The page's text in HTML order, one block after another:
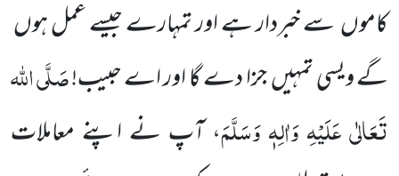
کاموں سے خبردار ہے اور تمہارے جیسے عمل ہوں
گے ویسی تمہیں جزا دے گا اور اے حبیب!صَلَّی اللہ
تَعَالٰی عَلَیْہِ وَاٰلِہٖ وَسَلَّمَ، آپ نے اپنے معاملات